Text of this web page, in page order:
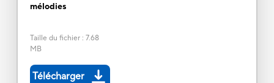
mélodies
Taille du fichier: 7.68
MB
Télécharger